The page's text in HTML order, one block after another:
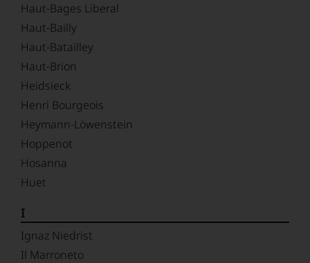
Haut-Bages Liberal
Haut-Bailly
Haut-Batailley
Haut-Brion
Heidsieck
Henri Bourgeois
Heymann-Löwenstein
Hoppenot
Hosanna
Huet
I
Ignaz Niedrist
Il Marroneto